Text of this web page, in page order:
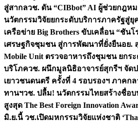
สู่สากลวช. ดัน “CIBbot” AI ผู้ช่วยกฎห
นวัตกรรมวิจัยยกระดับบริการภาครัฐสู่ยุ
เครือข่าย Big Brothers ขับเคลื่อน “ชันโ
เศรษฐกิจชุมชน สู่การพัฒนาที่ยั่งยืนอย.
Mobile Unit ตรวจอาหารถึงชุมชน ยกร
บริโภควช. ผนึกมูลนิธิอาจารย์สุกรีฯ จัด
เยาวชนดนตรี ครั้งที่ 4 รอบรองฯ ภาคก
ทานฯวช. ปลื้ม! นวัตกรรมไทยสร้างชื่อบ
สูงสุด The Best Foreign Innovation
มิ.ย.นี้ วช.เปิดมหกรรมวิจัยแห่งชาติ